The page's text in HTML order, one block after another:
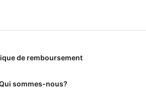
de remboursement
sommes-nous?